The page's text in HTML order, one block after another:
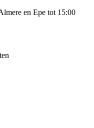
en Epe tot 15:00